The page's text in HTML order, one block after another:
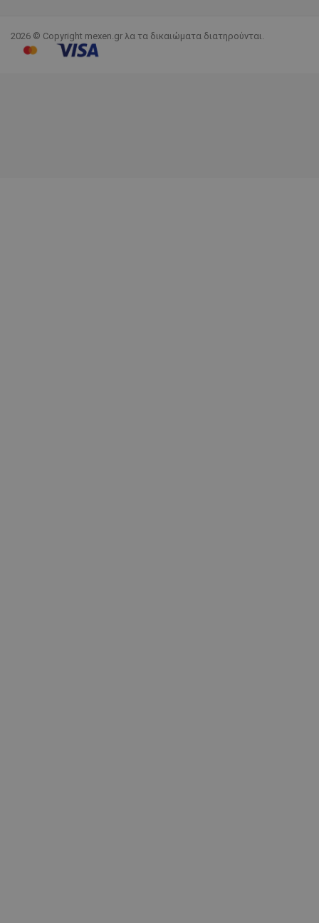
2026 © Copyright mexen.gr λα τα δικαιώματα διατηρούνται.